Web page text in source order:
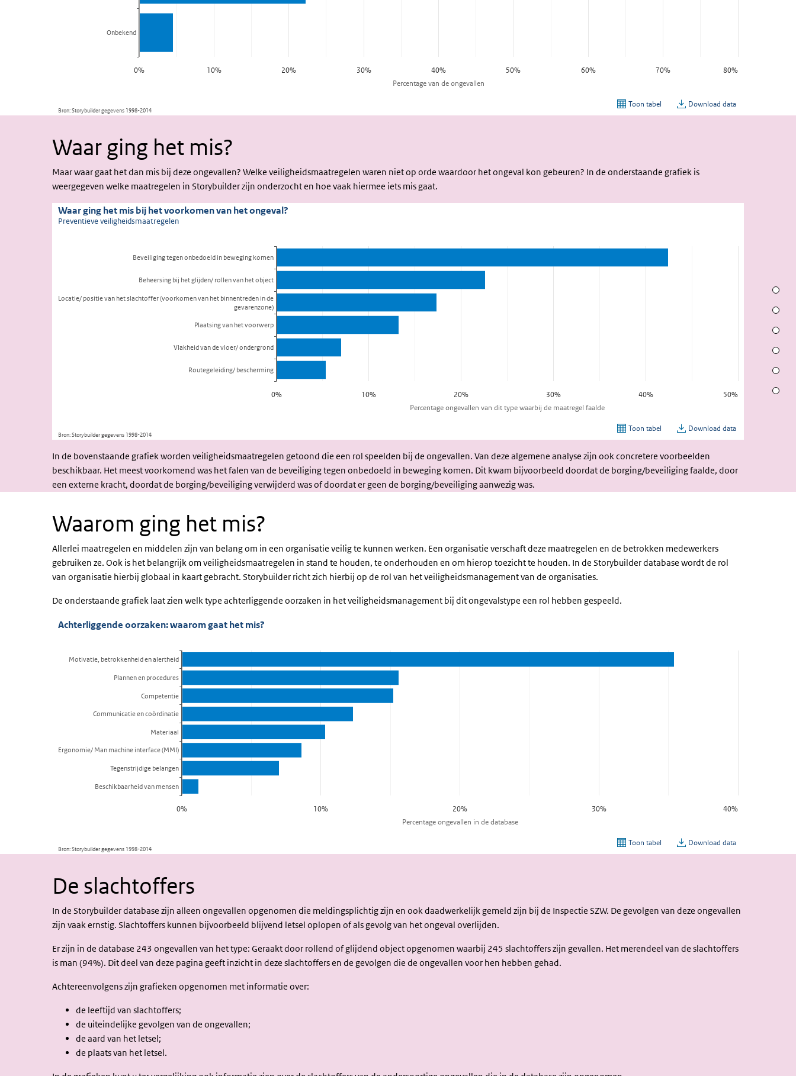
Waar
De
het
Waar ging het mis?
Maar waar gaat het dan mis bij deze ongevallen? Welke veiligheidsmaatregelen waren niet op orde waardoor het ongeval kon gebeuren? In de onderstaande grafiek is
weergegeven welke maatregelen in Storybuilder zijn onderzocht en hoe vaak hiermee iets mis gaat.
In de bovenstaande grafiek worden veiligheidsmaatregelen getoond die een rol speelden bij de ongevallen. Van deze algemene analyse zijn ook concretere voorbeelden
beschikbaar. Het meest voorkomend was het falen van de beveiliging tegen onbedoeld in beweging komen. Dit kwam bijvoorbeeld doordat de borging/beveiliging faalde, door
een externe kracht, doordat de borging/beveiliging verwijderd was of doordat er geen de borging/beveiliging aanwezig was.
mis?
Waarom ging het mis?
Allerlei maatregelen en middelen zijn van belang om in een organisatie veilig te kunnen werken. Een organisatie verschaft deze maatregelen en de betrokken medewerkers
gebruiken ze. Ook is het belangrijk om veiligheidsmaatregelen in stand te houden, te onderhouden en om hierop toezicht te houden. In de Storybuilder database wordt de rol
van organisatie hierbij globaal in kaart gebracht. Storybuilder richt zich hierbij op de rol van het veiligheidsmanagement van de organisaties.
De onderstaande grafiek laat zien welk type achterliggende oorzaken in het veiligheidsmanagement bij dit ongevalstype een rol hebben gespeeld.
De slachtoffers
In de Storybuilder database zijn alleen ongevallen opgenomen die meldingsplichtig zijn en ook daadwerkelijk gemeld zijn bij de Inspectie SZW. De gevolgen van deze ongevallen
zijn vaak ernstig. Slachtoffers kunnen bijvoorbeeld blijvend letsel oplopen of als gevolg van het ongeval overlijden.
Er zijn in de database 243 ongevallen van het type: Geraakt door rollend of glijdend object opgenomen waarbij 245 slachtoffers zijn gevallen. Het merendeel van de slachtoffers
is man (94%). Dit deel van deze pagina geeft inzicht in deze slachtoffers en de gevolgen die de ongevallen voor hen hebben gehad.
Achtereenvolgens zijn grafieken opgenomen met informatie over:
de leeftijd van slachtoffers;
de uiteindelijke gevolgen van de ongevallen;
de aard van het letsel;
de plaats van het letsel.